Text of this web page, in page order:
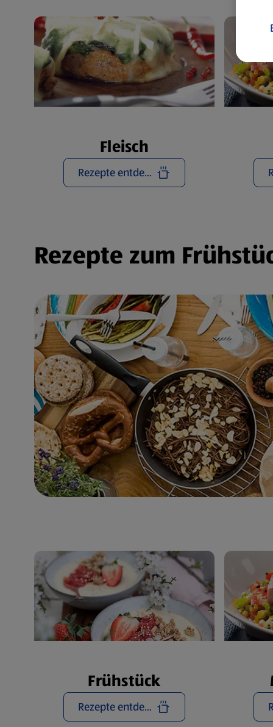
Fleisch
Rezepte entdecken
Rezepte zum
Frühstück
Rezepte entdecken